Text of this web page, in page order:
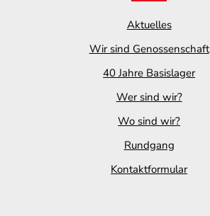
Aktuelles
Wir sind Genossenschaft
40 Jahre Basislager
Wer sind wir?
Wo sind wir?
Rundgang
Kontaktformular